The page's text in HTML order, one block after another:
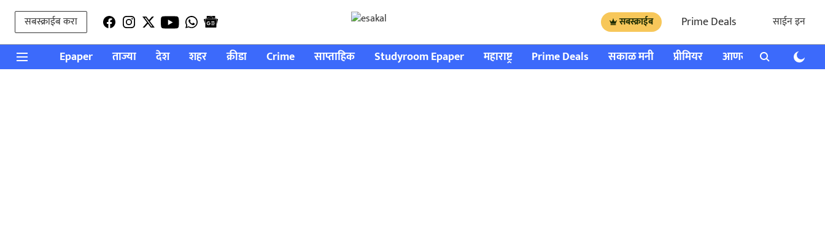
सबस्क्राईब करा सबस्क्राईब Prime Deals साईन इन
Epaper ताज्या देश शहर क्रीडा Crime साप्ताहिक Studyroom Epaper महाराष्ट्र Prime Deals सकाळ मनी प्रीमियर आणखी राशी भविष्य